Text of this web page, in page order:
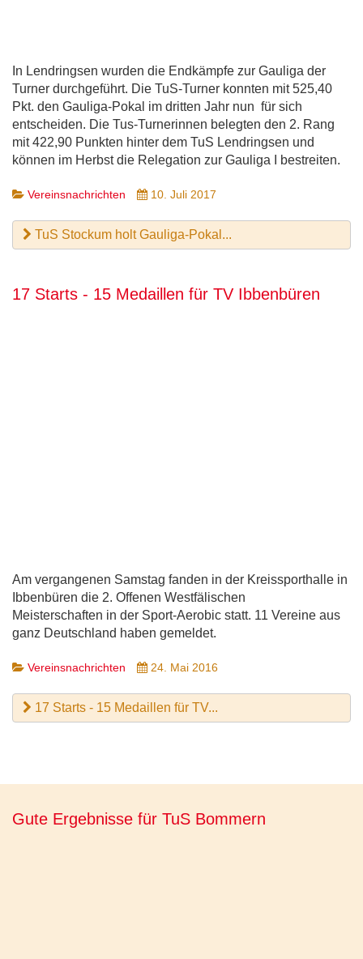
In Lendringsen wurden die Endkämpfe zur Gauliga der
Turner durchgeführt. Die TuS-Turner konnten mit 525,40
Pkt. den Gauliga-Pokal im dritten Jahr nun für sich
entscheiden. Die Tus-Turnerinnen belegten den 2. Rang
mit 422,90 Punkten hinter dem TuS Lendringsen und
können im Herbst die Relegation zur Gauliga I bestreiten.
Vereinsnachrichten 10. Juli 2017
TuS Stockum holt Gauliga-Pokal...
17 Starts - 15 Medaillen für TV Ibbenbüren
Am vergangenen Samstag fanden in der Kreissporthalle in
Ibbenbüren die 2. Offenen Westfälischen
Meisterschaften in der Sport-Aerobic statt. 11 Vereine aus
ganz Deutschland haben gemeldet.
Vereinsnachrichten 24. Mai 2016
17 Starts - 15 Medaillen für TV...
Gute Ergebnisse für TuS Bommern